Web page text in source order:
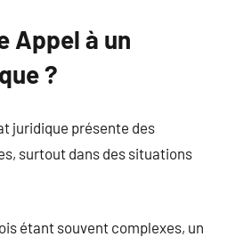
Appel à un
?
juridique présente des
surtout dans des situations
étant souvent complexes, un